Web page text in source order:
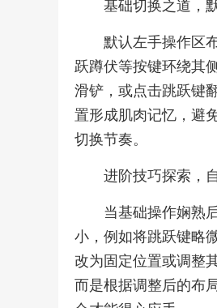
基础切换之道，
默认左手操作区
跃蹲伏等按键环绕其
滑铲，或点击跳跃键
置形成肌肉记忆，避
切换节奏。
进阶技巧探索，
当基础操作娴熟
小，例如将跳跃键略
改为固定位置或调整
而是根据调整后的布